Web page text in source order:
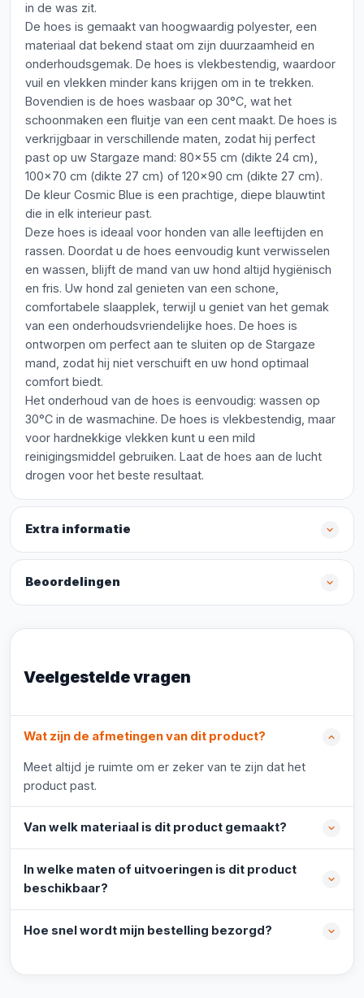
in de was zit.
De hoes is gemaakt van hoogwaardig polyester, een
materiaal dat bekend staat om zijn duurzaamheid en
onderhoudsgemak. De hoes is vlekbestendig, waardoor
vuil en vlekken minder kans krijgen om in te trekken.
Bovendien is de hoes wasbaar op 30°C, wat het
schoonmaken een fluitje van een cent maakt. De hoes is
verkrijgbaar in verschillende maten, zodat hij perfect
past op uw Stargaze mand: 80x55 cm (dikte 24 cm),
100x70 cm (dikte 27 cm) of 120x90 cm (dikte 27 cm).
De kleur Cosmic Blue is een prachtige, diepe blauwtint
die in elk interieur past.
Deze hoes is ideaal voor honden van alle leeftijden en
rassen. Doordat u de hoes eenvoudig kunt verwisselen
en wassen, blijft de mand van uw hond altijd hygiënisch
en fris. Uw hond zal genieten van een schone,
comfortabele slaapplek, terwijl u geniet van het gemak
van een onderhoudsvriendelijke hoes. De hoes is
ontworpen om perfect aan te sluiten op de Stargaze
mand, zodat hij niet verschuift en uw hond optimaal
comfort biedt.
Het onderhoud van de hoes is eenvoudig: wassen op
30°C in de wasmachine. De hoes is vlekbestendig, maar
voor hardnekkige vlekken kunt u een mild
reinigingsmiddel gebruiken. Laat de hoes aan de lucht
drogen voor het beste resultaat.
Extra informatie
Beoordelingen
Veelgestelde vragen
Wat zijn de afmetingen van dit product?
Meet altijd je ruimte om er zeker van te zijn dat het
product past.
Van welk materiaal is dit product gemaakt?
In welke maten of uitvoeringen is dit product
beschikbaar?
Hoe snel wordt mijn bestelling bezorgd?